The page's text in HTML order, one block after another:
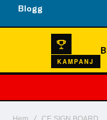
Blogg
KAMPANJ